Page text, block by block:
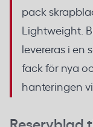
pack
Lightweight.
levereras i en
fack för nya
hanteringen